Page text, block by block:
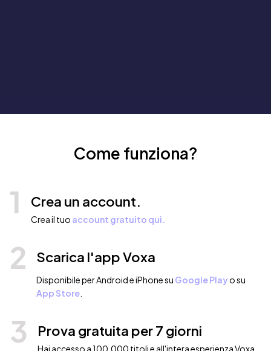
Come funziona?
1 Crea un account.
Crea il tuo account gratuito qui.
2 Scarica l'app Voxa
Disponibile per Android e iPhone su Google Playo su
App Store
3 Prova gratuita per 7 giorni
Hai accesso a 100.000 titoli e all'intera esperienza Voxa.